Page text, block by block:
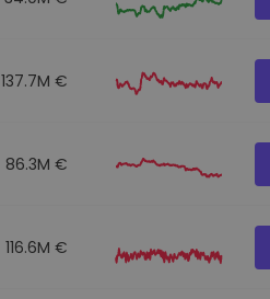
137.7M €
86.3M €
116.6M €